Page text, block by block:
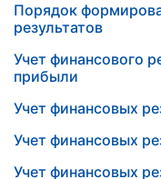
Порядок
результатов
Учет финансового
прибыли
Учет финансовых
Учет финансовых
Учет финансовых